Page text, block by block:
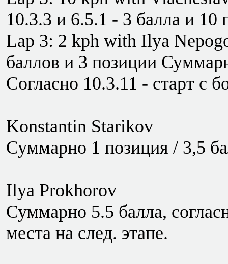
10.3.3 и 6.5.1 - 3 балла и 10
Lap 3: 2 kph with Ilya
баллов и 3 позиции
Согласно 10.3.11 - старт с
Konstantin Starikov
Суммарно 1 позиция / 3,5
Ilya Prokhorov
Суммарно 5.5 балла,
места на след. этапе.